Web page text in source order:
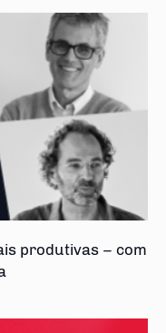
produtivas – com